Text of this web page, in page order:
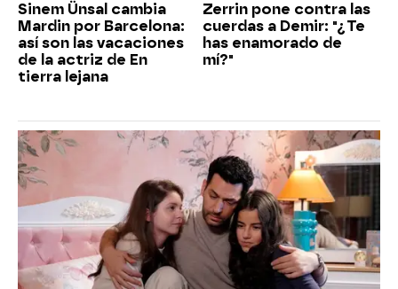
Sinem Ünsal cambia
Mardin por Barcelona:
así son las vacaciones
de la actriz de En
tierra lejana
Zerrin pone contra las
cuerdas a Demir: "¿Te
has enamorado de
mí?"